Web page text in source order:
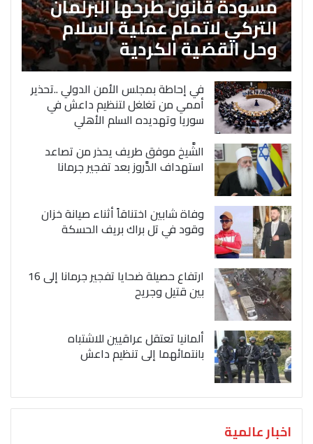
التركي لاتمام عملية السلام
وحل القضية الكردية
في إحاطة بمجلس الأمن الدولي ..تحذير
أممي من تغلغل لتنظيم داعش في
سوريا وتهديده السلم الأهلي
الشَّيخ موفق طريف يحذر من تصاعد
استهداف الدَّروز بعد تفجير جرمانا
وفاة شابين اختناقاً أثناء صيانة خزان
وقود في تل براك بريف الحسكة
ارتفاع حصيلة ضحايا تفجير جرمانا إلى 16
بين قتيل وجريح
ألمانيا تعتقل عراقيين للاشتباه
بانتمائهما إلى تنظيم داعش
اخبار عالمية